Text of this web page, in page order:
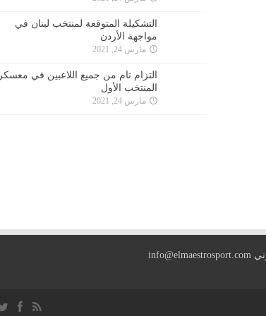
التشكيلة المتوقعة لمنتخب لبنان في
مواجهة الأردن
مارس 24, 2021
التزام تام من جميع اللاعبين في معسكر
المنتخب الأول
مارس 24, 2021
info@elmaestrosport.com